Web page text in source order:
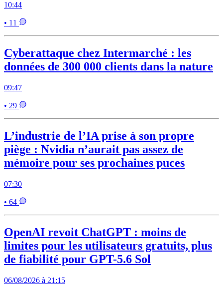
10:44
• 11
Cyberattaque chez Intermarché : les
données de 300 000 clients dans la nature
09:47
• 29
L’industrie de l’IA prise à son propre
piège : Nvidia n’aurait pas assez de
mémoire pour ses prochaines puces
07:30
• 64
OpenAI revoit ChatGPT : moins de
limites pour les utilisateurs gratuits, plus
de fiabilité pour GPT-5.6 Sol
06/08/2026 à 21:15